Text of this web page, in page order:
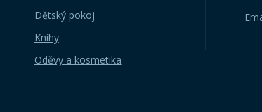
Dětský pokoj
Knihy
Oděvy a kosmetika